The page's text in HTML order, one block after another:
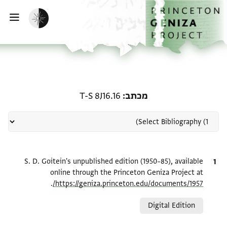
לתוכןהבית
הפעלת מצב כהה
מכתב T-S 8J16.16
ציטוט
S. D. Goitein's unpublished edition (1950–85), available
online through the Princeton Geniza Project at
https://geniza.princeton.edu/documents/1957/
.
Digital Edition